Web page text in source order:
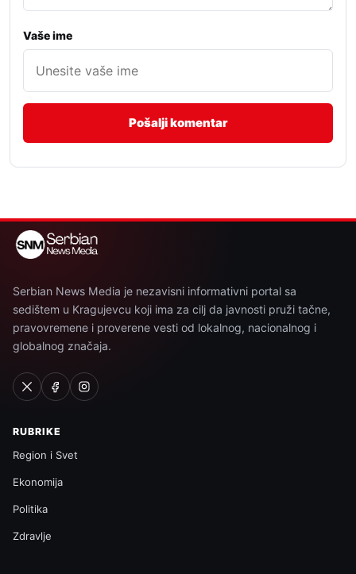
Vaše ime
Serbian News Media je nezavisni informativni portal sa
sedištem u Kragujevcu koji ima za cilj da javnosti pruži tačne,
pravovremene i proverene vesti od lokalnog, nacionalnog i
globalnog značaja.
RUBRIKE
Region i Svet
Ekonomija
Politika
Zdravlje